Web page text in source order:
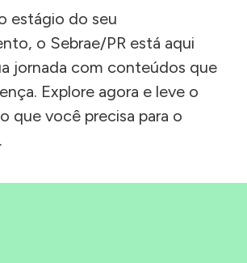
estágio do seu
o Sebrae/PR está aqui
jornada com conteúdos que
Explore agora e leve o
que você precisa para o